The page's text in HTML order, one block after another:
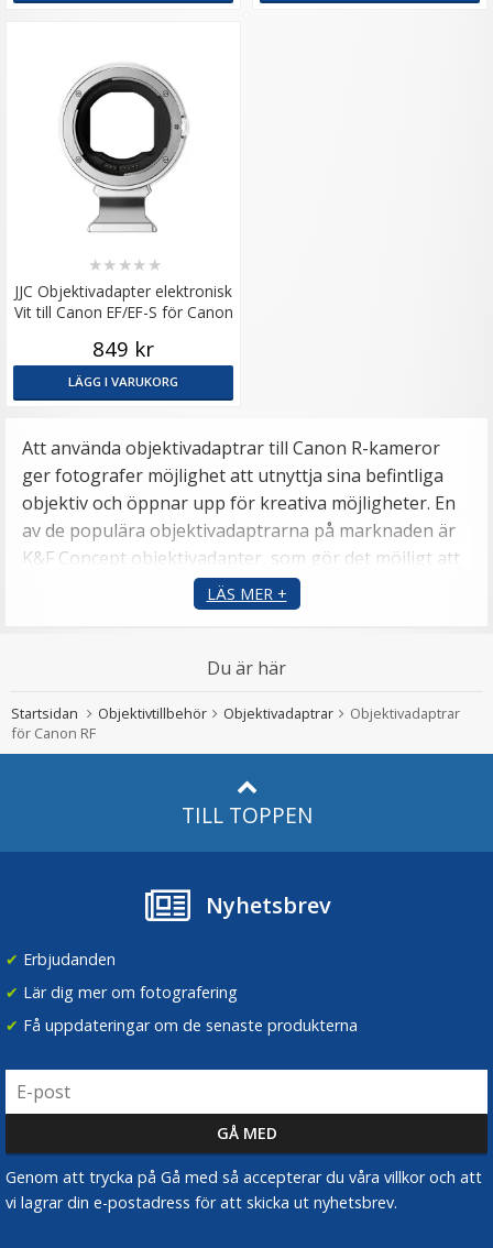
JJC Objektivadapter elektronisk
Vit till Canon EF/EF-S för Canon
★★ ★★ ★
849 kr
LÄGG I VARUKORG
Att använda objektivadaptrar till Canon R-kameror
ger fotografer möjlighet att utnyttja sina befintliga
objektiv och öppnar upp för kreativa möjligheter. En
av de populära objektivadaptrarna på marknaden är
K&F Concept objektivadapter, som gör det möjligt att
använda äldre kvalitetsobjektiv på din Canon R-
kamera. Nedan följer några fördelar med att använda
Maximera potentialen med äldre
kvalitetsobjektiv
Många äldre objektiv, särskilt från välkända
tillverkare, erbjuder utmärkt optisk prestanda och
kan producera fantastiska bilder. Genom att använda
en objektivadapter som K&F Concept kan du använda
dessa objektiv på din Canon EOS R-kamera och dra
nytta av deras unika egenskaper och bildstil.
Kostnadseffektivitet
Att använda en objektivadapter är ofta en
dina befintliga objektiv istället för att investera i nya
RF-objektiv. Detta är särskilt användbart för
fotografer med begränsad budget som vill maximera
sina kreativa möjligheter.
Större kreativa möjligheter
LÄS MER +
Du är här
Startsidan Objektivtillbehör Objektivadaptrar
Objektivadaptrar
för Canon RF
TILL TOPPEN
Nyhetsbrev
✔ Erbjudanden
✔ Lär dig mer om fotografering
✔ Få uppdateringar om de senaste produkterna
Genom att trycka på Gå med så accepterar du våra villkor och att
vi lagrar din e-postadress för att skicka ut nyhetsbrev.